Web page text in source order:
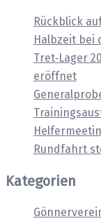
Rückblick
Halbzeit bei
Tret‑Lager
eröffnet
Rundfahrt
Kategorien